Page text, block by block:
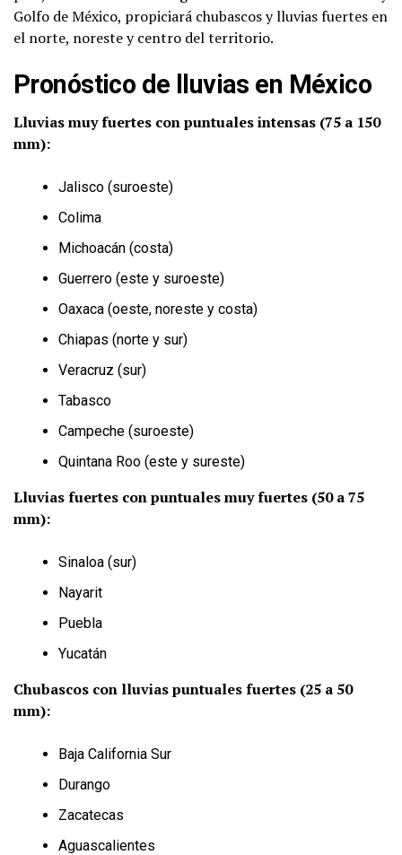
Golfo de México, propiciará chubascos y lluvias fuertes en
el norte, noreste y centro del territorio.
Pronóstico de lluvias en México
Lluvias muy fuertes con puntuales intensas (75 a 150
mm):
Jalisco (suroeste)
Colima
Michoacán (costa)
Guerrero (este y suroeste)
Oaxaca (oeste, noreste y costa)
Chiapas (norte y sur)
Veracruz (sur)
Tabasco
Campeche (suroeste)
Quintana Roo (este y sureste)
Lluvias fuertes con puntuales muy fuertes (50 a 75
mm):
Sinaloa (sur)
Nayarit
Puebla
Yucatán
Chubascos con lluvias puntuales fuertes (25 a 50
mm):
Baja California Sur
Durango
Zacatecas
Aguascalientes